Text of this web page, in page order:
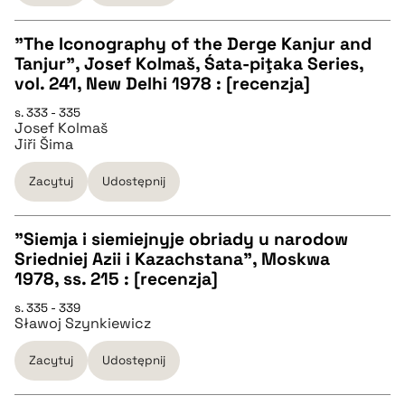
BIBTEX
pobierz cytat
CZYSTY TEKST
pobierz cytat
BIBTEX
pobierz cytat
"The Iconography of the Derge Kanjur and
Tanjur", Josef Kolmaš, Śata-piţaka Series,
vol. 241, New Delhi 1978 : [recenzja]
s. 333 - 335
Josef Kolmaš
Jiři Šima
Zacytuj Udostępnij
CZYSTY TEKST
pobierz cytat
BIBTEX
"Siemja i siemiejnyje obriady u narodow
Sriedniej Azii i Kazachstana", Moskwa
1978, ss. 215 : [recenzja]
s. 335 - 339
Sławoj Szynkiewicz
Zacytuj Udostępnij